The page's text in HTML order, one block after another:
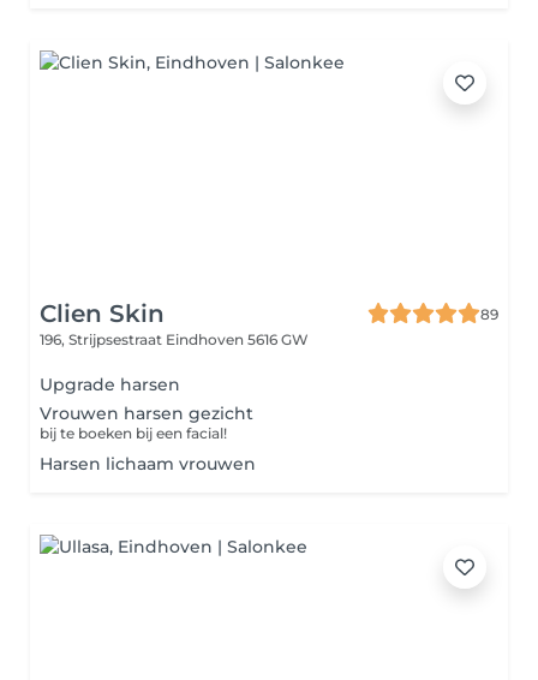
Clien Skin
89
196, Strijpsestraat Eindhoven 5616 GW
Upgrade harsen
Vrouwen harsen gezicht
bij te boeken bij een facial!
Harsen lichaam vrouwen